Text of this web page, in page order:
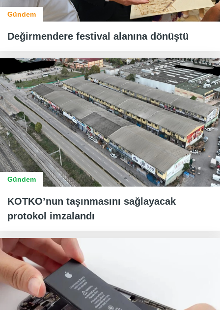
Gündem
Değirmendere festival alanına dönüştü
Gündem
KOTKO’nun taşınmasını sağlayacak
protokol imzalandı